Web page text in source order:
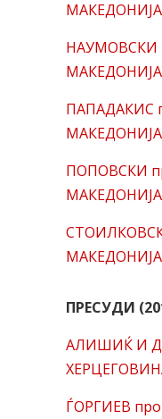
МАКЕДОНИЈА
НАУМОВСКИ
МАКЕДОНИЈА
ПАПАДАКИС
МАКЕДОНИЈА
ПОПОВСКИ
МАКЕДОНИЈА
МАКЕДОНИЈА
ПРЕСУДИ
АЛИШИЌ И
ЃОРГИЕВ